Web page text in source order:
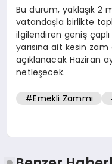
Bu durum, yaklaşık 2
vatandaşla birlikte
ilgilendiren geniş çaplı
yarısına ait kesin
açıklanacak Haziran
netleşecek.
#Emekli Zammı